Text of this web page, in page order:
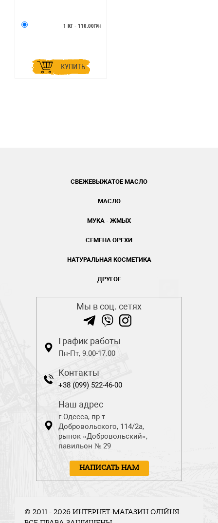
1 КГ - 110.00 ГРН
КУПИТЬ
СВЕЖЕВЫЖАТОЕ МАСЛО
МАСЛО
МУКА - ЖМЫХ
СЕМЕНА ОРЕХИ
НАТУРАЛЬНАЯ КОСМЕТИКА
ДРУГОЕ
Мы в соц. сетях
График работы
Пн-Пт, 9.00-17.00
Контакты
+38 (099) 522-46-00
Наш адрес
г.Одесса, пр-т
Добровольского, 114/2а,
рынок «Добровольский»,
павильон № 29
НАПИСАТЬ НАМ
© 2011 - 2026 ИНТЕРНЕТ-МАГАЗИН ОЛІЙНЯ.